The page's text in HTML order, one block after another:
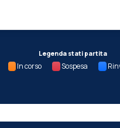
Legenda stati partita
In corso Sospesa